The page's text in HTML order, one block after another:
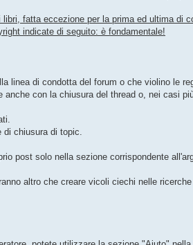
fatta eccezione per la prima ed ultima di
indicate di seguito: è fondamentale!
linea di condotta del forum o che violino le
con la chiusura del thread o, nei casi
chiusura di topic.
post solo nella sezione corrispondente
altro che creare vicoli ciechi nelle